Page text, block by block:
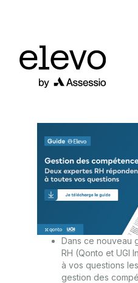
Dans ce nouveau
RH (Qonto et UGI
à vos questions
gestion des